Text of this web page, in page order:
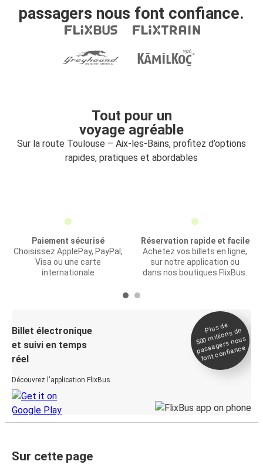
passagers nous font confiance.
Tout pour un
voyage agréable
Sur la route Toulouse – Aix-les-Bains, profitez d’options
rapides, pratiques et abordables
Paiement sécurisé
Choisissez ApplePay, PayPal,
Visa ou une carte
internationale
Réservation rapide et facile
Achetez vos billets en ligne,
sur notre application ou
dans nos boutiques FlixBus.
Billet électronique
et suivi en temps
réel
Découvrez l'application FlixBus
Plus de
500
millions de
passagers nous
font confiance
Sur cette page